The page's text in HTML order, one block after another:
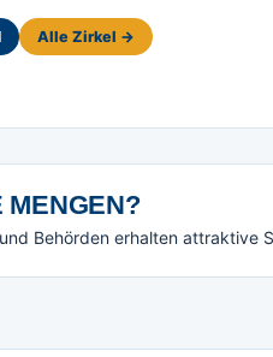
Alle Zirkel →
Behörden erhalten